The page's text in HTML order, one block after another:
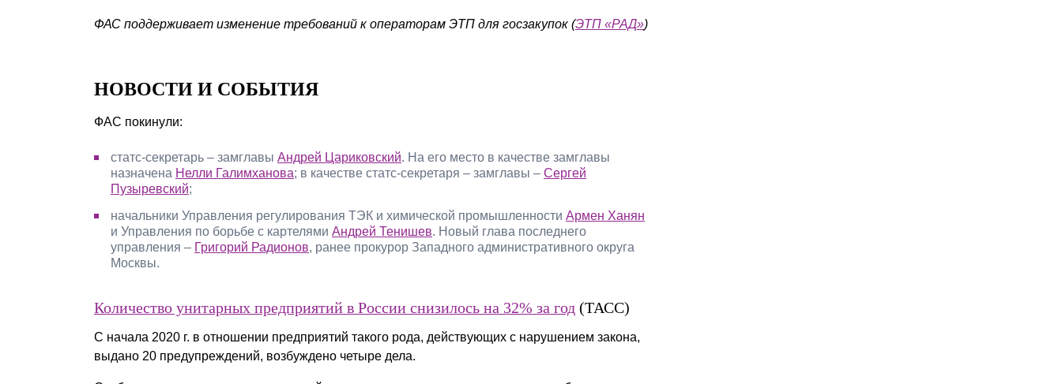
ФАС поддерживает изменение требований к операторам ЭТП для госзакупок (ЭТП «РАД»)
НОВОСТИ И СОБЫТИЯ
ФАС покинули:
статс-секретарь – замглавы Андрей Цариковский. На его место в качестве замглавы
назначена Нелли Галимханова; в качестве статс-секретаря – замглавы – Сергей
Пузыревский;
начальники Управления регулирования ТЭК и химической промышленности Армен Ханян
и Управления по борьбе с картелями Андрей Тенишев. Новый глава последнего
управления – Григорий Радионов, ранее прокурор Западного административного округа
Москвы.
Количество унитарных предприятий в России снизилось на 32% за год (ТАСС)
C начала 2020 г. в отношении предприятий такого рода, действующих с нарушением закона,
выдано 20 предупреждений, возбуждено четыре дела.